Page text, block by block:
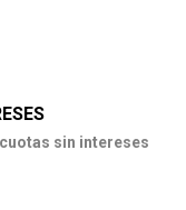
sin intereses